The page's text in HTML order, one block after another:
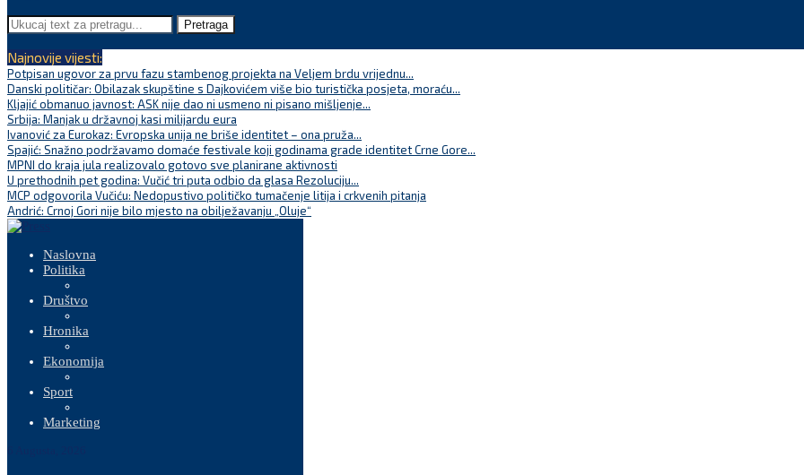
Pretraga
Najnovije vijesti:
Potpisan ugovor za prvu fazu stambenog projekta na Veljem brdu vrijednu...
Danski političar: Obilazak skupštine s Dajkovićem više bio turistička posjeta, moraću...
Kljajić obmanuo javnost: ASK nije dao ni usmeno ni pisano mišljenje...
Srbija: Manjak u državnoj kasi milijardu eura
Ivanović za Eurokaz: Evropska unija ne briše identitet – ona pruža...
Spajić: Snažno podržavamo domaće festivale koji godinama grade identitet Crne Gore...
MPNI do kraja jula realizovalo gotovo sve planirane aktivnosti
U prethodnih pet godina: Vučić tri puta odbio da glasa Rezoluciju...
MCP odgovorila Vučiću: Nedopustivo političko tumačenje litija i crkvenih pitanja
Andrić: Crnoj Gori nije bilo mjesto na obilježavanju „Oluje“
Naslovna
Politika
Društvo
Hronika
Ekonomija
Sport
Marketing